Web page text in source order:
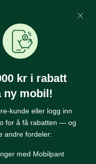
Mine Sider
InternettSikkerhet
kr i rabatt
ny mobil!
kunde eller logg inn
for å få rabatten — og
andre fordeler:
med Mobilpant